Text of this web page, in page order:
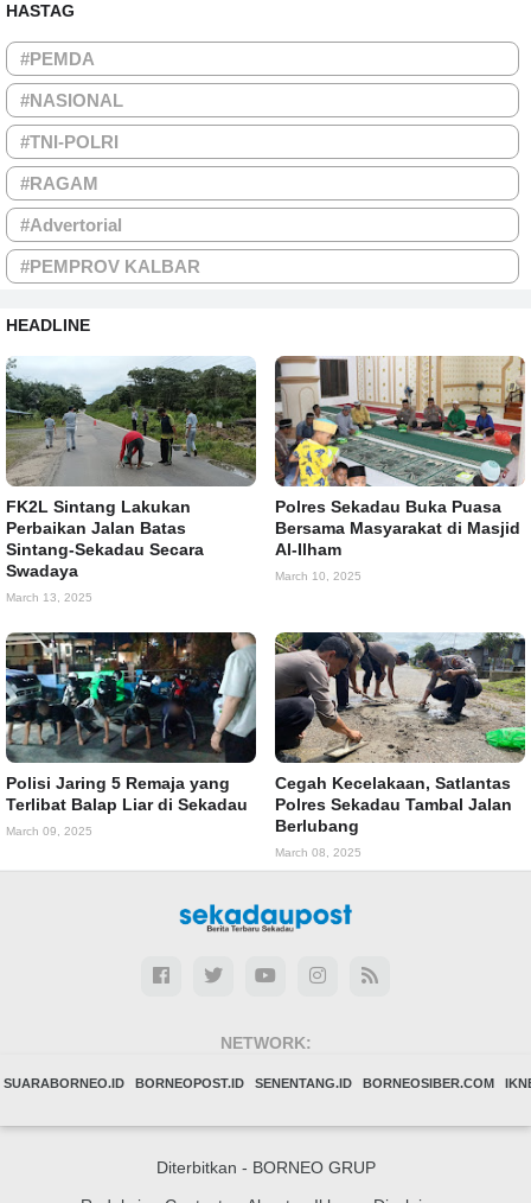
HASTAG
#PEMDA
#NASIONAL
#TNI-POLRI
#RAGAM
#Advertorial
#PEMPROV KALBAR
HEADLINE
FK2L Sintang Lakukan
Perbaikan Jalan Batas
Sintang-Sekadau Secara
Swadaya
March 13, 2025
Polres Sekadau Buka Puasa
Bersama Masyarakat di Masjid
Al-Ilham
March 10, 2025
Polisi Jaring 5 Remaja yang
Terlibat Balap Liar di Sekadau
March 09, 2025
Cegah Kecelakaan, Satlantas
Polres Sekadau Tambal Jalan
Berlubang
March 08, 2025
NETWORK:
SUARABORNEO.ID BORNEOPOST.ID SENENTANG.ID BORNEOSIBER.COM
Diterbitkan - BORNEO GRUP